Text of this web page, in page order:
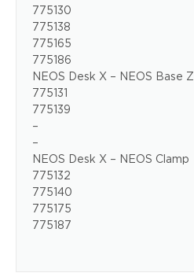
775130
775138
775165
775186
NEOS Desk X – NEOS Base Z
775131
775139
–
–
NEOS Desk X – NEOS Clamp
775132
775140
775175
775187